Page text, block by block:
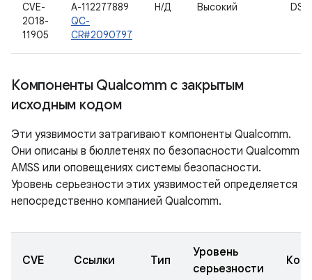
CVE-
2018-
11905
A-112277889
QC-
CR#2090797
Н/Д Высокий
Компоненты Qualcomm с закрытым
исходным кодом
Эти уязвимости затрагивают компоненты Qualcomm.
Они описаны в бюллетенях по безопасности Qualcomm
AMSS или оповещениях системы безопасности.
Уровень серьезности этих уязвимостей определяется
непосредственно компанией Qualcomm.
CVE Ссылки Тип
Уровень
серьезности